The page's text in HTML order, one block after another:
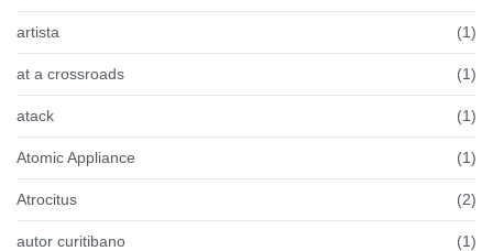
artista (1)
at a crossroads (1)
atack (1)
Atomic Appliance (1)
Atrocitus (2)
autor curitibano (1)